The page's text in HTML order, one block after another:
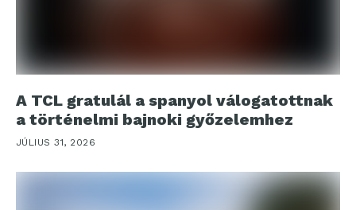
A TCL gratulál a spanyol válogatottnak
a történelmi bajnoki győzelemhez
JÚLIUS 31, 2026